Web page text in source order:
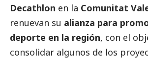
Decathlon en la Comunitat
renuevan su alianza para
deporte en la región, con el
consolidar algunos de los